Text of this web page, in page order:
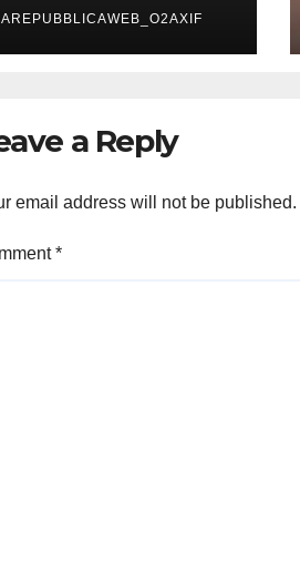
a vivere
città italiane
a Reply
email address will not be published.
*